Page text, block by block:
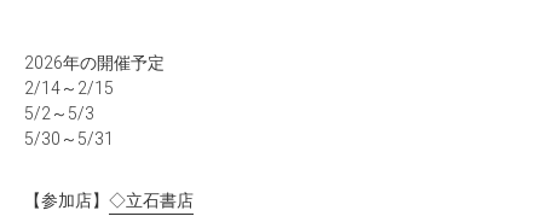
2026年の開催予定
2/14～2/15
5/2～5/3
5/30～5/31
【参加店】 ◇立石書店